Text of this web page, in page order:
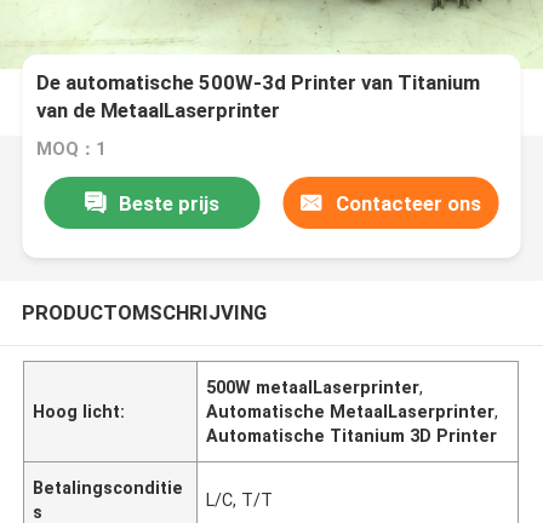
De automatische 500W-3d Printer van Titanium
van de MetaalLaserprinter
MOQ：1
Beste prijs Contacteer ons
PRODUCTOMSCHRIJVING
Hoog licht:
500W metaalLaserprinter,
Automatische MetaalLaserprinter,
Automatische Titanium 3D Printer
Betalingsconditie
s
L/C, T/T